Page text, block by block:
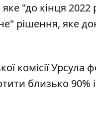
яке "до кінця
рішення, яке
комісії Урсула
близько 90%